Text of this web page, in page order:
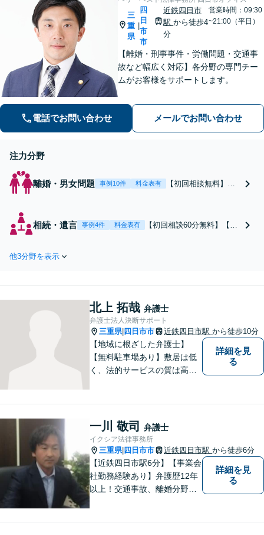
三
重
県
四
日
市
市
近鉄四日市
駅 から徒歩4
分
営業時間：09:30
~21:00（平日）
【離婚・刑事事件・労働問題・交通事
故など幅広く対応】各分野の専門チー
ムがお客様をサポートします。
電話でお問い合わせ メールでお問い合わせ
注力分野
離婚・男女問題 事例10件 料金表有
【初回相談無料】あ
況を丁寧にお聞きし
ルな料金設定】
相続・遺言 事例4件 料金表有
【初回相談60分無料】【全
続税対策等お任せくださ
【解決実績豊富】【電話相
談可】
他3分野を表示
北上 拓哉 弁護士
弁護士法人決断サポート
三重県| 四日市市 近鉄四日市駅 から徒歩10分
【地域に根ざした弁護士】
【無料駐車場あり】敷居は低
く、法的サービスの質は高く
題／離婚問題／相続問題／企
業法務など、幅広く対応可
能。【明確な料金体系】どう
ぞご連絡ください。
詳細を見
る
一川 敬司 弁護士
イクシア法律事務所
三重県| 四日市市 近鉄四日市駅 から徒歩6分
【近鉄四日市駅6分】【事業会
社勤務経験あり】弁護歴12年
以上！交通事故、離婚分野に
詳細を見
る